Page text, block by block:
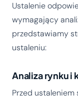
Ustalenie
wymagający
przedstawiamy
ustaleniu:
Analiza rynku i
Przed